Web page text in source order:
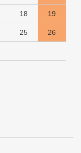
18 19
25 26